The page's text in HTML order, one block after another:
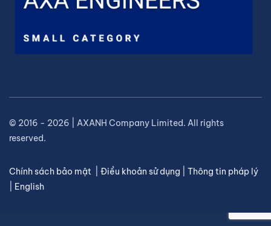
© 2016 - 2026 | AXANH Company Limited. All rights
reserved.
Chính sách bảo mật Điều khoản sử dụng
Thông tin pháp lý
English